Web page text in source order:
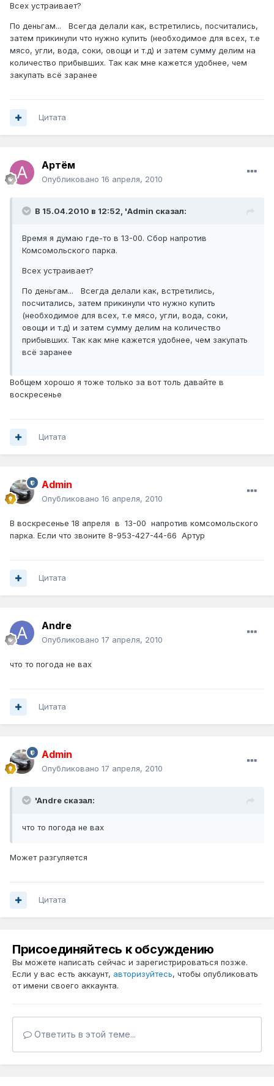
Всех устраивает?
По деньгам... Всегда делали как, встретились, посчитались,
затем прикинули что нужно купить (необходимое для всех, т.е
мясо, угли, вода, соки, овощи и т.д) и затем сумму делим на
количество прибывших. Так как мне кажется удобнее, чем
закупать всё заранее
Цитата
Артём
Опубликовано 16 апреля, 2010
В 15.04.2010 в 12:52, 'Admin сказал:
Время я думаю где-то в 13-00. Сбор напротив
Комсомольского парка.
Всех устраивает?
По деньгам... Всегда делали как, встретились,
посчитались, затем прикинули что нужно купить
(необходимое для всех, т.е мясо, угли, вода, соки,
овощи и т.д) и затем сумму делим на количество
прибывших. Так как мне кажется удобнее, чем закупать
всё заранее
Вобщем хорошо я тоже только за вот толь давайте в
воскресенье
Цитата
Admin
Опубликовано 16 апреля, 2010
В воскресенье 18 апреля в 13-00 напротив комсомольского
парка. Если что звоните 8-953-427-44-66 Артур
Цитата
Andre
Опубликовано 17 апреля, 2010
что то погода не вах
Цитата
Admin
Опубликовано 17 апреля, 2010
'Andre сказал:
что то погода не вах
Может разгуляется
Цитата
Присоединяйтесь к обсуждению
Вы можете написать сейчас и зарегистрироваться позже.
Если у вас есть аккаунт, авторизуйтесь, чтобы опубликовать
от имени своего аккаунта.
Ответить в этой теме...